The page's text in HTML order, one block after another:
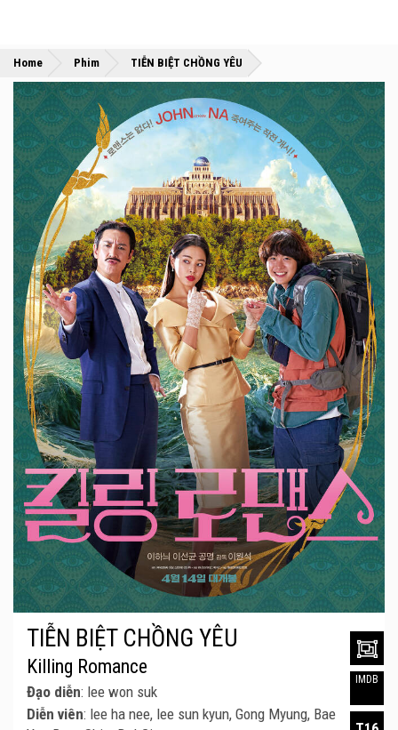
Home »
Phim »
TIỄN BIỆT CHỒNG YÊU
TIỄN BIỆT CHỒNG YÊU
Killing Romance
Đạo diễn: lee won suk
Diễn viên: lee ha nee, lee sun kyun, Gong Myung, Bae
IMDB